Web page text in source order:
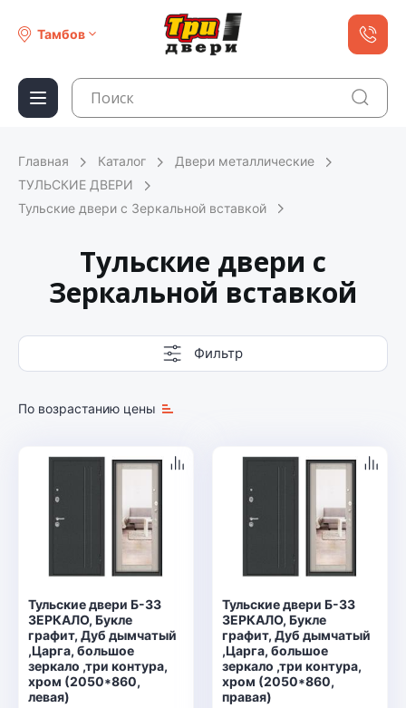
Тамбов
Главная Каталог
Двери металлические
ТУЛЬСКИЕ ДВЕРИ
Тульские двери c Зеркальной вставкой
Тульские двери c
Зеркальной вставкой
Фильтр
По возрастанию цены
Тульские двери Б-33
ЗЕРКАЛО, Букле
графит, Дуб дымчатый
,Царга, большое
зеркало ,три контура,
хром (2050*860,
левая)
Тульские двери Б-33
ЗЕРКАЛО, Букле
графит, Дуб дымчатый
,Царга, большое
зеркало ,три контура,
хром (2050*860,
правая)